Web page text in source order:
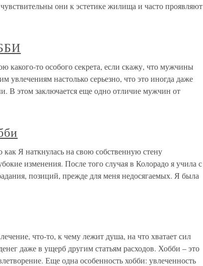
они к эстетике жилища и часто проявляют
то особого секрета, если скажу, что мужчины
увлечениям настолько серьезно, что это иногда даже
В этом заключается еще одно отличие мужчин от
Я наткнулась на свою собственную стену
изменения. После того случая в Колорадо я учила с
позиций, прежде для меня недосягаемых. Я была
что-то, к чему лежит душа, на что хватает сил
даже в ущерб другим статьям расходов. Хобби – это
Еще одна особенность хобби: увлеченность